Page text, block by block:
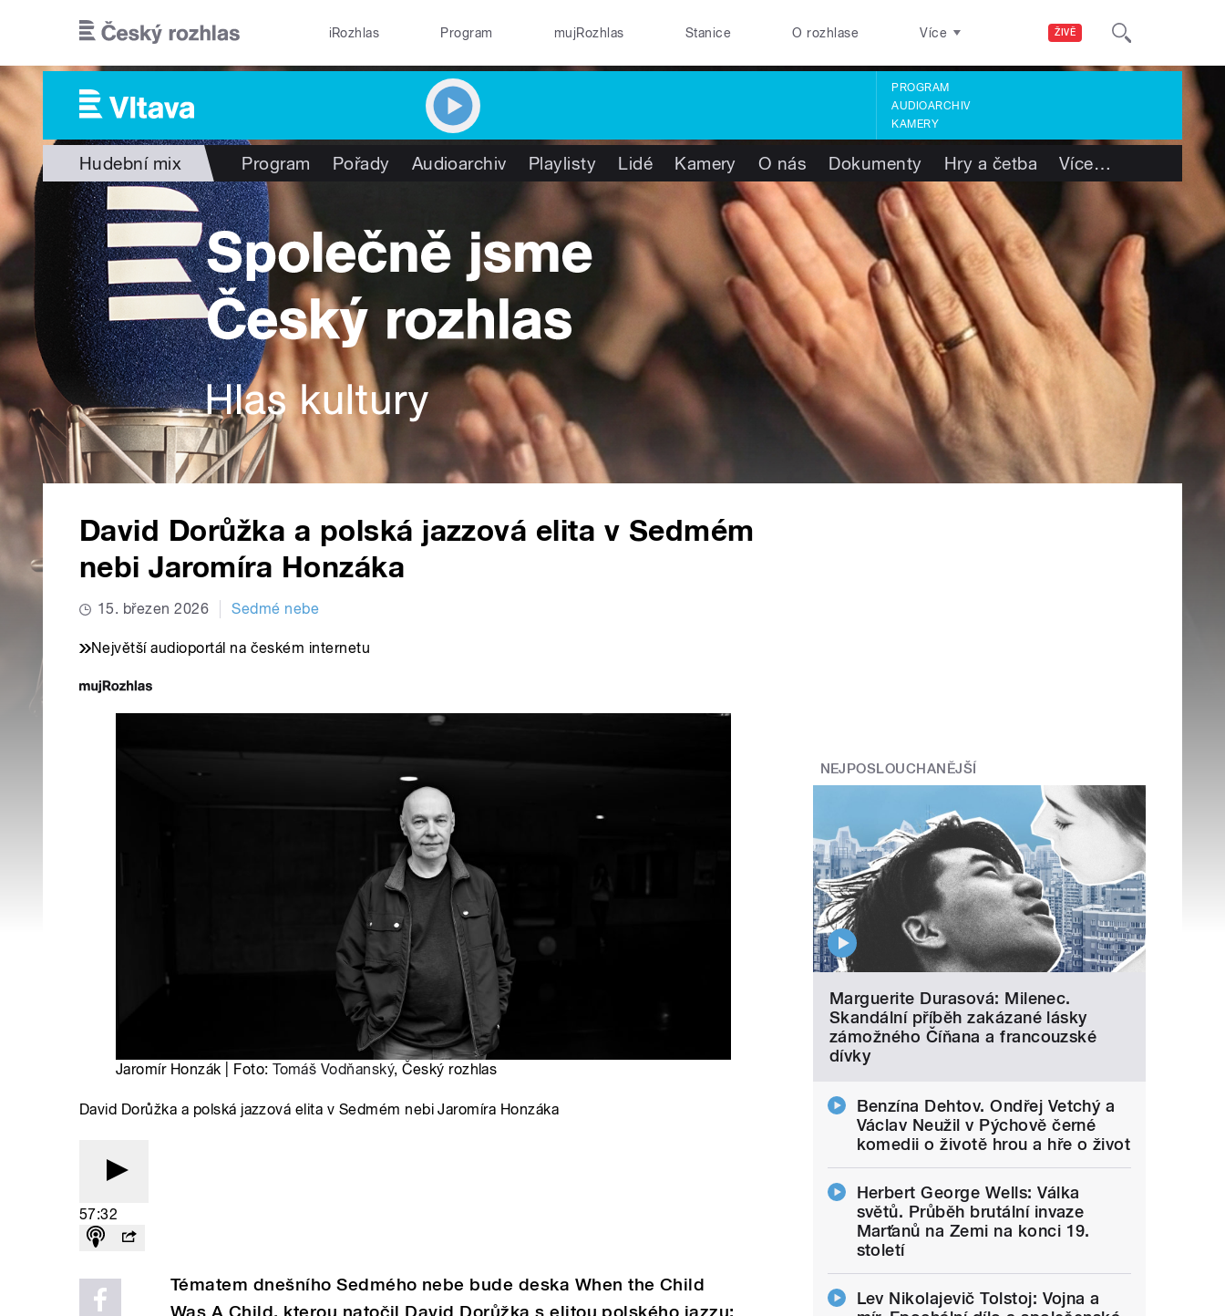
ŽIVĚ
iRozhlas Program mujRozhlas Stanice O rozhlase Více
PROGRAM
AUDIOARCHIV
KAMERY
Hudební mix Program Pořady Audioarchiv Playlisty Lidé Kamery O nás Dokumenty Hry a četba Více…
David Dorůžka a polská jazzová elita v Sedmém
nebi Jaromíra Honzáka
15. březen 2026 Sedmé nebe
Největší audioportál na českém internetu
Jaromír Honzák | Foto:Tomáš Vodňanský, Český rozhlas
David Dorůžka a polská jazzová elita v Sedmém nebi Jaromíra Honzáka
57:32
Tématem dnešního Sedmého nebe bude deska When the Child
Was A Child, kterou natočil David Dorůžka s elitou polského jazzu:
NEJPOSLOUCHANĚJŠÍ
Marguerite Durasová: Milenec.
Skandální příběh zakázané lásky
zámožného Číňana a francouzské
dívky
Benzína Dehtov. Ondřej Vetchý a
Václav Neužil v Pýchově černé
komedii o životě hrou a hře o život
Herbert George Wells: Válka
světů. Průběh brutální invaze
Marťanů na Zemi na konci 19.
století
Lev Nikolajevič Tolstoj: Vojna a